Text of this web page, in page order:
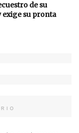
de su
exige su pronta